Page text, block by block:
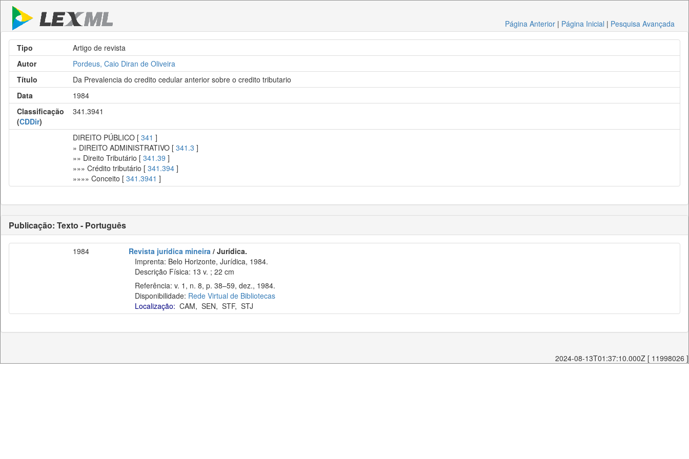
Página Anterior | Página Inicial | Pesquisa Avançada
Tipo
Artigo de revista
Autor
Pordeus, Caio Diran de Oliveira
Título
Da Prevalencia do credito cedular anterior sobre o credito tributario
Data
1984
Classificação
(CDDir)
341.3941
DIREITO PÚBLICO [ 341 ]
» DIREITO ADMINISTRATIVO [ 341.3 ]
»» Direito Tributário [ 341.39 ]
»»» Crédito tributário [ 341.394 ]
»»»» Conceito [ 341.3941 ]
Publicação: Texto - Português
1984 Revista jurídica mineira / Jurídica.
Imprenta: Belo Horizonte, Jurídica, 1984.
Descrição Física: 13 v. ; 22 cm
Referência: v. 1, n. 8, p. 38–59, dez., 1984.
Disponibilidade: Rede Virtual de Bibliotecas
Localização: CAM, SEN, STF, STJ
2024-08-13T01:37:10.000Z [ 11998026 ]